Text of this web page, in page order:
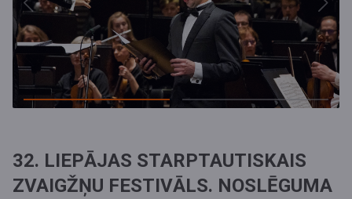
Previous Next
32. LIEPĀJAS STARPTAUTISKAIS
ZVAIGŽŅU FESTIVĀLS. NOSLĒGUMA